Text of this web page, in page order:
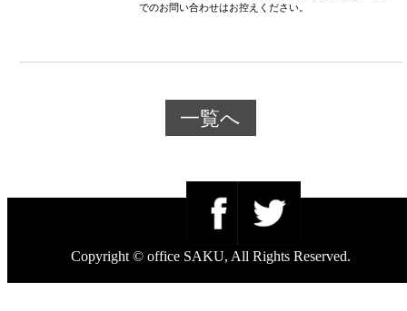
でのお問い合わせはお控えください。
一覧へ
Copyright © office SAKU, All Rights Reserved.